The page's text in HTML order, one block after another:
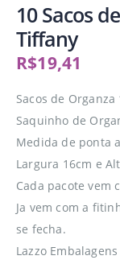
10 Sacos
Tiffany
R$19,41
Sacos de
Saquinho de
Medida de ponta
Largura 16cm e
Cada pacote vem
Ja vem com a
se fecha.
Lazzo